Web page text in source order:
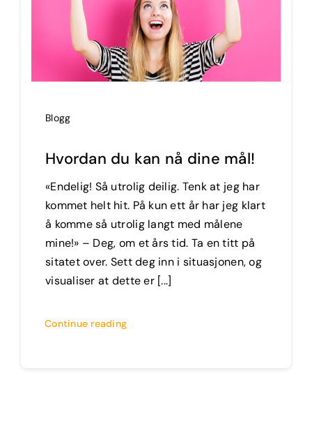
Blogg
Hvordan du kan nå dine mål!
«Endelig! Så utrolig deilig. Tenk at jeg har
kommet helt hit. På kun ett år har jeg klart
å komme så utrolig langt med målene
mine!» – Deg, om et års tid. Ta en titt på
sitatet over. Sett deg inn i situasjonen, og
visualiser at dette er [...]
Continue reading